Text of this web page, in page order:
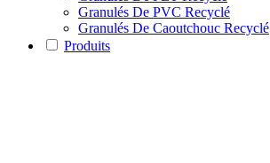
Granulés De PVC Recyclé
Granulés De Caoutchouc Recyclé
Produits